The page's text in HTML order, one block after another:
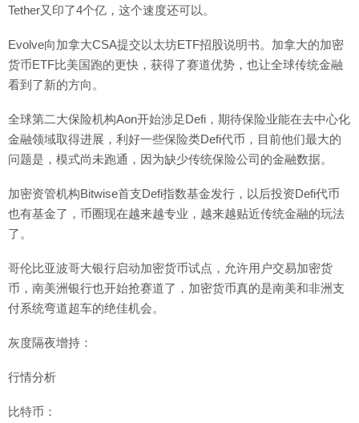
Tether又印了4个亿，这个速度还可以。
Evolve向加拿大CSA提交以太坊ETF招股说明书。加拿大的加密
货币ETF比美国跑的更快，获得了赛道优势，也让全球传统金融
看到了新的方向。
全球第二大保险机构Aon开始涉足Defi，期待保险业能在去中心化
金融领域取得进展，利好一些保险类Defi代币，目前他们最大的
问题是，模式尚未跑通，因为缺少传统保险公司的金融数据。
加密资管机构Bitwise首支Defi指数基金发行，以后投资Defi代币
也有基金了，币圈现在越来越专业，越来越贴近传统金融的玩法
了。
哥伦比亚波哥大银行启动加密货币试点，允许用户交易加密货
币，南美洲银行也开始抢赛道了，加密货币真的是南美和非洲支
付系统弯道超车的绝佳机会。
灰度隔夜增持：
行情分析
比特币：